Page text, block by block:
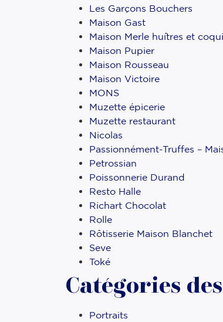
Les Garçons Bouchers
Maison Gast
Maison Merle huîtres et
Maison Pupier
Maison Rousseau
Maison Victoire
MONS
Muzette épicerie
Muzette restaurant
Nicolas
Passionnément-Truffes –
Petrossian
Poissonnerie Durand
Resto Halle
Richart Chocolat
Rolle
Rôtisserie Maison Blanchet
Seve
Toké
Catégories
Portraits